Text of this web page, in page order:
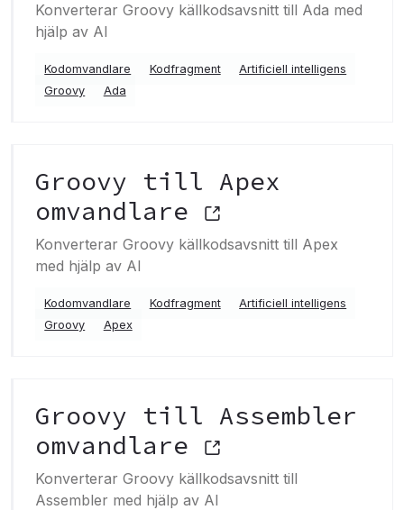
Konverterar Groovy källkodsavsnitt till Ada med
hjälp av AI
Kodomvandlare Kodfragment
Artificiell intelligens
Groovy
Ada
Groovy till Apex
omvandlare
Konverterar Groovy källkodsavsnitt till Apex
med hjälp av AI
Kodomvandlare Kodfragment
Artificiell intelligens
Groovy
Apex
Groovy till Assembler
omvandlare
Konverterar Groovy källkodsavsnitt till
Assembler med hjälp av AI